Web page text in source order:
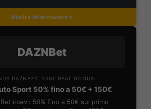
Mostra Informazioni
DAZNBet
DAZNBET: 200€ REAL BONUS
Sport 50% fino a 50€ + 150€
ricevi: 50% fino a 50€ sul primo